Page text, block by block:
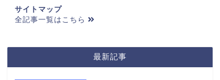
サイトマップ
全記事一覧はこちら
最新記事